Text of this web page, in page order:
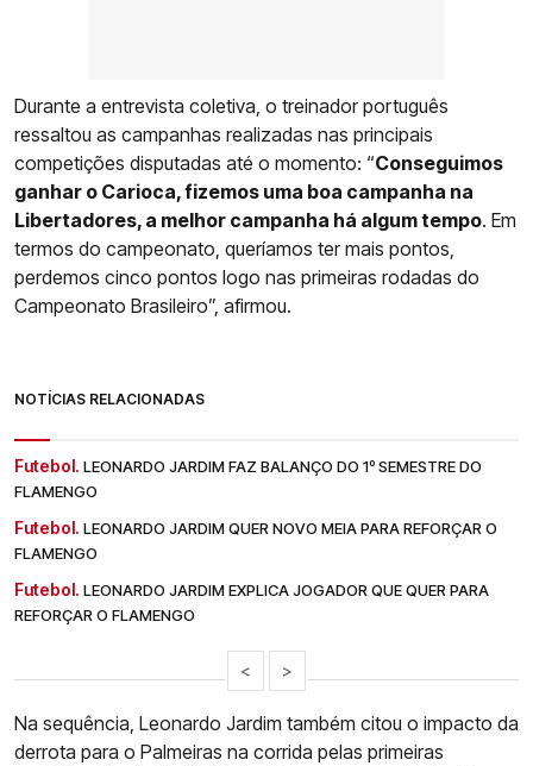
Durante a entrevista coletiva, o treinador português
ressaltou as campanhas realizadas nas principais
competições disputadas até o momento: “Conseguimos
ganhar o Carioca, fizemos uma boa campanha na
Libertadores, a melhor campanha há algum tempo. Em
termos do campeonato, queríamos ter mais pontos,
perdemos cinco pontos logo nas primeiras rodadas do
Campeonato Brasileiro”, afirmou.
NOTÍCIAS RELACIONADAS
Futebol. LEONARDO JARDIM FAZ BALANÇO DO 1º SEMESTRE DO
FLAMENGO
Futebol. LEONARDO JARDIM QUER NOVO MEIA PARA REFORÇAR O
FLAMENGO
Futebol. LEONARDO JARDIM EXPLICA JOGADOR QUE QUER PARA
REFORÇAR O FLAMENGO
< >
Na sequência, Leonardo Jardim também citou o impacto da
derrota para o Palmeiras na corrida pelas primeiras